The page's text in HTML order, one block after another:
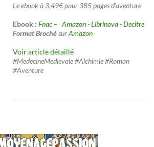
Le ebook à 3,49€ pour 385 pages d'aventure
Ebook : Fnac – Amazon-Librinova-Decitre
Format BrochésurAmazon
Voir article détaillé
#MedecineMedievale #Alchimie #Roman
#Aventure